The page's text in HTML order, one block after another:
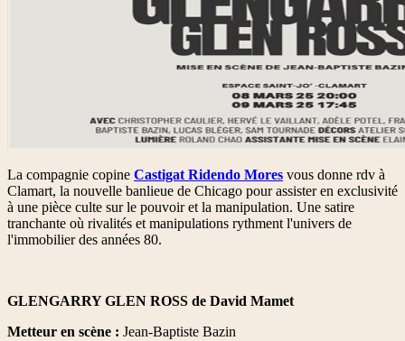
La compagnie copine Castigat Ridendo Mores vous donne rdv à
Clamart, la nouvelle banlieue de Chicago pour assister en exclusivité
à une pièce culte sur le pouvoir et la manipulation. Une satire
tranchante où rivalités et manipulations rythment l'univers de
l'immobilier des années 80.
GLENGARRY GLEN ROSS de David Mamet
Metteur en scène : Jean-Baptiste Bazin